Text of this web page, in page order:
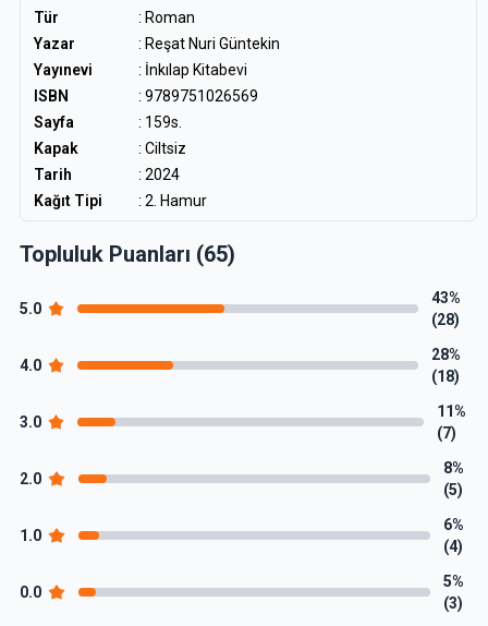
ilkelerini de bırakan genç adam hatalı bir evlilikle korkunç bir
tesadüfle sadece kızı Zehra’yı kurtarabiliyor. Acımak; aile içi
ilişkileri ve sorumluluklarını, adeta ders verir gibi gözler önüne
seriyor.
Tür : Roman
Yazar
: Reşat Nuri Güntekin
Yayınevi
: İnkılap Kitabevi
ISBN
: 9789751026569
Sayfa
: 159s.
Kapak
: Ciltsiz
Tarih
: 2024
Kağıt Tipi
: 2. Hamur
Topluluk Puanları (65)
5.0
43%
(28)
4.0
28%
(18)
3.0
11%
(7)
2.0
8%
(5)
1.0
6%
(4)
0.0
5%
(3)